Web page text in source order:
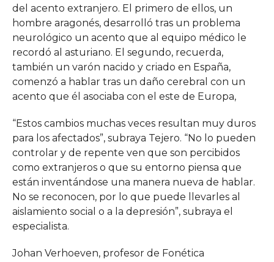
del acento extranjero. El primero de ellos, un
hombre aragonés, desarrolló tras un problema
neurológico un acento que al equipo médico le
recordó al asturiano. El segundo, recuerda,
también un varón nacido y criado en España,
comenzó a hablar tras un daño cerebral con un
acento que él asociaba con el este de Europa,
“Estos cambios muchas veces resultan muy duros
para los afectados”, subraya Tejero. “No lo pueden
controlar y de repente ven que son percibidos
como extranjeros o que su entorno piensa que
están inventándose una manera nueva de hablar.
No se reconocen, por lo que puede llevarles al
aislamiento social o a la depresión”, subraya el
especialista.
Johan Verhoeven, profesor de Fonética